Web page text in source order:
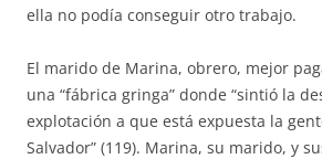
ella no podía conseguir otro trabajo.
El marido de Marina, obrero, mejor
una “fábrica gringa” donde “sintió la
explotación a que está expuesta la
Salvador” (119). Marina, su marido, y